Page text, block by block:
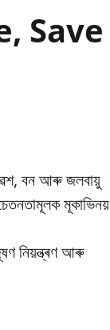
Save
বন আৰু জলবায়ু
মূকাভিনয়
নিয়ন্ত্ৰণ আৰু